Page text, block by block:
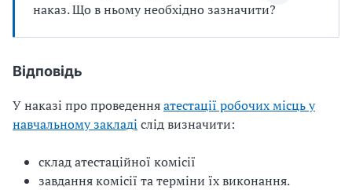
наказ. Що в ньому необхідно зазначити?
Відповідь
У наказі про проведенняатестації робочих місць у
навчальному закладі слід визначити:
склад атестаційної комісії
завдання комісії та терміни їх виконання.